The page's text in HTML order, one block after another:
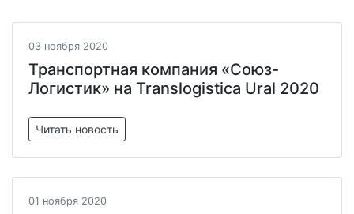
03 ноября 2020
Транспортная компания «Союз-
Логистик» на Translogistica Ural 2020
Читать новость
01 ноября 2020